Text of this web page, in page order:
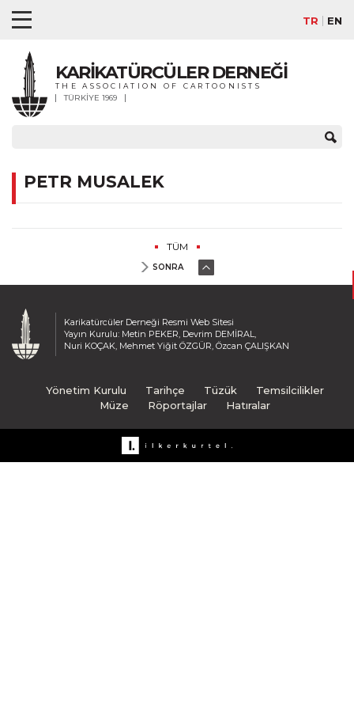
TR EN
KARİKATÜRCÜLER DERNEĞİ
THE ASSOCIATION OF CARTOONISTS
TÜRKİYE 1969
PETR MUSALEK
TÜM
SONRA
Karikatürcüler Derneği Resmi Web Sitesi
Yayın Kurulu: Metin PEKER, Devrim DEMİRAL,
Nuri KOÇAK, Mehmet Yiğit ÖZGÜR, Özcan ÇALIŞKAN
Yönetim Kurulu Tarihçe Tüzük
Temsilcilikler
Müze
Röportajlar Hatıralar